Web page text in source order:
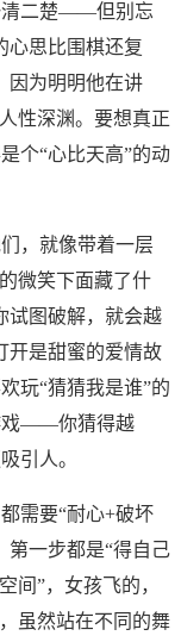
清二楚——但别忘
心思比围棋还复
因为明明他在讲
性深渊。要想真正
个“心比天高”的动
，就像带着一层
微笑下面藏了什
试图破解，就会越
开是甜蜜的爱情故
玩“猜猜我是谁”的
戏——你猜得越
引人。
需要“耐心+破坏
第一步都是“得自己
间”，女孩飞的，
虽然站在不同的舞